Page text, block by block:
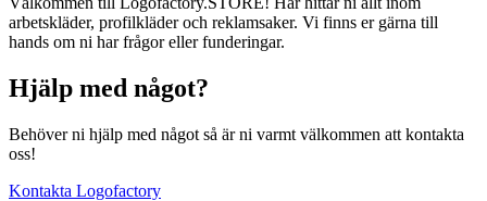
arbetskläder, profilkläder och reklamsaker. Vi finns er gärna till
hands om ni har frågor eller funderingar.
Hjälp med något?
Behöver ni hjälp med något så är ni varmt välkommen att kontakta
oss!
Kontakta Logofactory